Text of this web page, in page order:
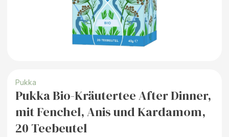
Pukka
Pukka Bio-Kräutertee After Dinner,
mit Fenchel, Anis und Kardamom,
20 Teebeutel